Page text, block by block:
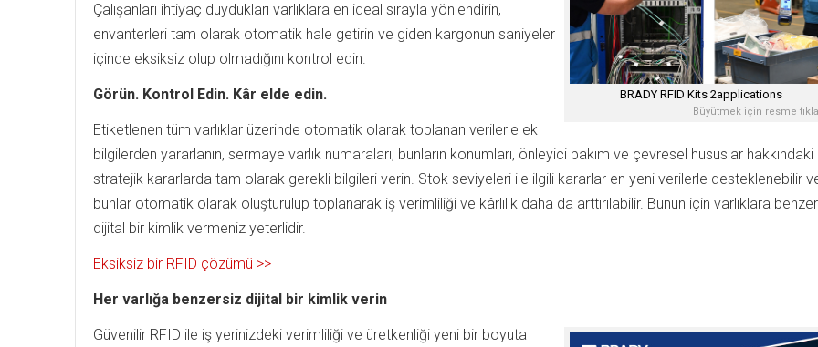
BRADY RFID Kits 2applications
Büyütmek için resme
Çalışanları ihtiyaç duydukları varlıklara en ideal sırayla yönlendirin,
envanterleri tam olarak otomatik hale getirin ve giden kargonun saniyeler
içinde eksiksiz olup olmadığını kontrol edin.
Görün. Kontrol Edin. Kâr elde edin.
Etiketlenen tüm varlıklar üzerinde otomatik olarak toplanan verilerle ek
bilgilerden yararlanın, sermaye varlık numaraları, bunların konumları, önleyici bakım ve çevresel hususlar hakkındaki
stratejik kararlarda tam olarak gerekli bilgileri verin. Stok seviyeleri ile ilgili kararlar en yeni verilerle desteklenebilir
bunlar otomatik olarak oluşturulup toplanarak iş verimliliği ve kârlılık daha da arttırılabilir. Bunun için varlıklara
dijital bir kimlik vermeniz yeterlidir.
Eksiksiz bir RFID çözümü >>
Her varlığa benzersiz dijital bir kimlik verin
Güvenilir RFID ile iş yerinizdeki verimliliği ve üretkenliği yeni bir boyuta